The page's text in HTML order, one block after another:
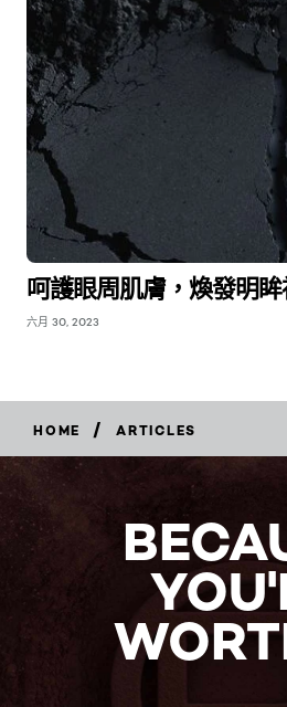
呵護眼周肌膚，煥發明
六月 30, 2023
HOME / ARTICLES